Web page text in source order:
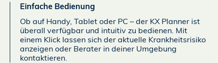
Einfache Bedienung
Ob auf Handy, Tablet oder PC – der KX Planner ist
überall verfügbar und intuitiv zu bedienen. Mit
einem Klick lassen sich der aktuelle Krankheitsrisiko
anzeigen oder Berater in deiner Umgebung
kontaktieren.